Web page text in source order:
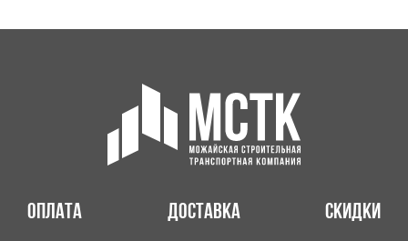
Оплата Доставка Скидки